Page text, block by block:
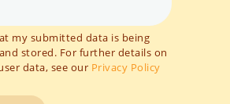
my submitted data is being
stored. For further details on
data, see our Privacy Policy